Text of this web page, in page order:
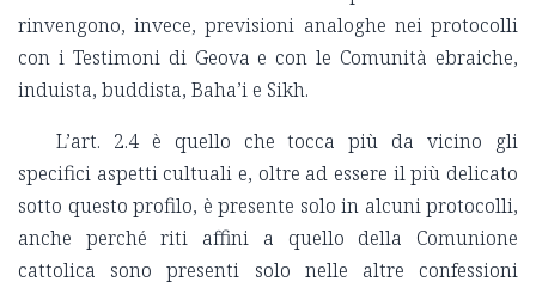
rinvengono, invece, previsioni analoghe nei protocolli
con i Testimoni di Geova e con le Comunità ebraiche,
induista, buddista, Baha’i e Sikh.
L’art. 2.4 è quello che tocca più da vicino gli
specifici aspetti cultuali e, oltre ad essere il più delicato
sotto questo profilo, è presente solo in alcuni protocolli,
anche perché riti affini a quello della Comunione
cattolica sono presenti solo nelle altre confessioni